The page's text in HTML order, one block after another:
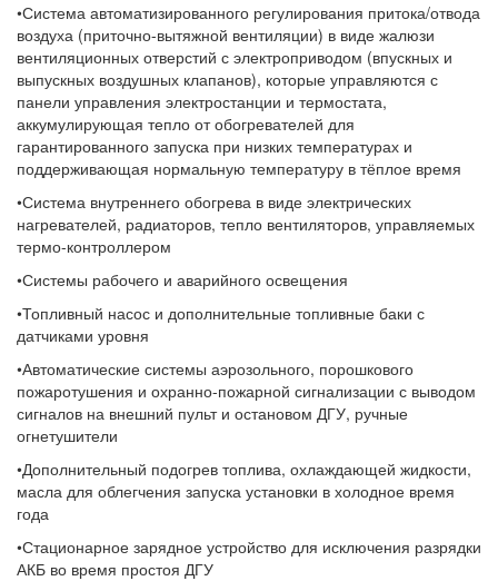
•Система автоматизированного регулирования притока/отвода
воздуха (приточно-вытяжной вентиляции) в виде жалюзи
вентиляционных отверстий с электроприводом (впускных и
выпускных воздушных клапанов), которые управляются с
панели управления электростанции и термостата,
аккумулирующая тепло от обогревателей для
гарантированного запуска при низких температурах и
поддерживающая нормальную температуру в тёплое время
•Система внутреннего обогрева в виде электрических
нагревателей, радиаторов, тепло вентиляторов, управляемых
термо-контроллером
•Системы рабочего и аварийного освещения
•Топливный насос и дополнительные топливные баки с
датчиками уровня
•Автоматические системы аэрозольного, порошкового
пожаротушения и охранно-пожарной сигнализации с выводом
сигналов на внешний пульт и остановом ДГУ, ручные
огнетушители
•Дополнительный подогрев топлива, охлаждающей жидкости,
масла для облегчения запуска установки в холодное время
года
•Стационарное зарядное устройство для исключения разрядки
АКБ во время простоя ДГУ